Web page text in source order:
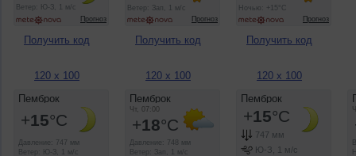
Получить код Получить код Получить код
120 x 100 120 x 100 120 x 100